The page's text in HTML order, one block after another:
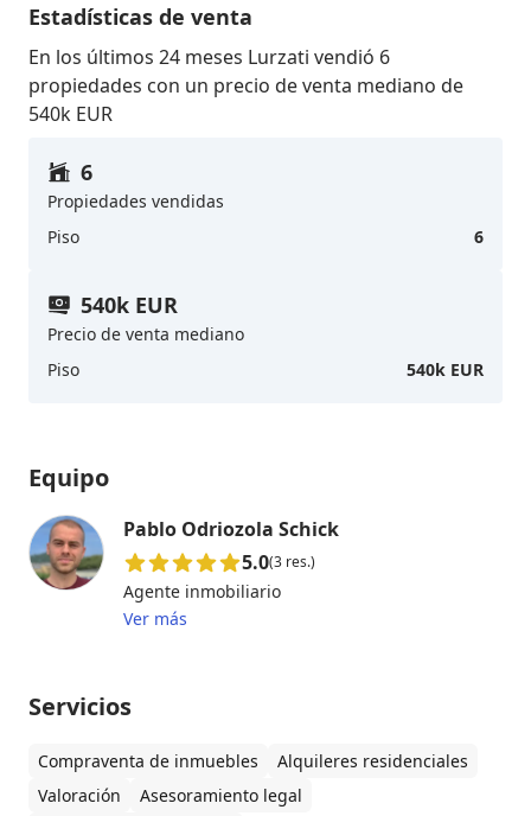
Estadísticas de venta
En los últimos 24 meses Lurzati vendió 6
propiedades con un precio de venta mediano de
540k EUR
6
Propiedades vendidas
Piso
6
540k EUR
Precio de venta mediano
Piso
540k EUR
Equipo
Pablo Odriozola Schick
5.0(3 res.)
Agente inmobiliario
Ver más
Servicios
Compraventa de inmuebles
Alquileres residenciales
Valoración
Asesoramiento legal